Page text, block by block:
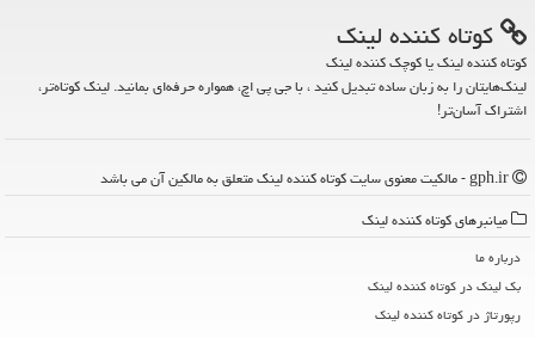
كوتاه كننده لینك
کوتاه کننده لینک یا کوچک کننده لینک
لینک‌هایتان را به زبان ساده تبدیل کنید ، با جی پی اچ، همواره حرفه‌ای بمانید. لینک کوتاه‌تر،
اشتراک آسان‌تر!
میانبرهای كوتاه كننده لینك
درباره ما
بک لینک در كوتاه كننده لینك
رپورتاژ در كوتاه كننده لینك